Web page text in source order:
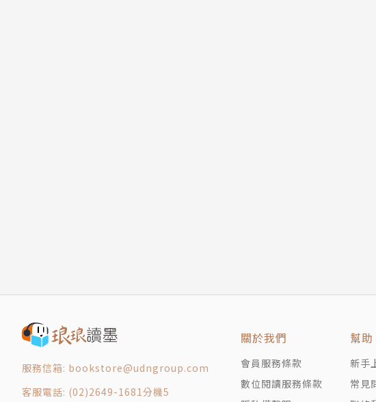
服務信箱: bookstore@udngroup.com
客服電話: (02)2649-1681分機5
關於我們
會員服務條款
數位閱讀服務條款
幫助
新手
常見